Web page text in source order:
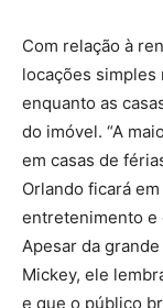
Com relação à
locações simples
enquanto as
do imóvel. “A
em casas de
Orlando ficará
entretenimento e
Apesar da
Mickey, ele
e que o público